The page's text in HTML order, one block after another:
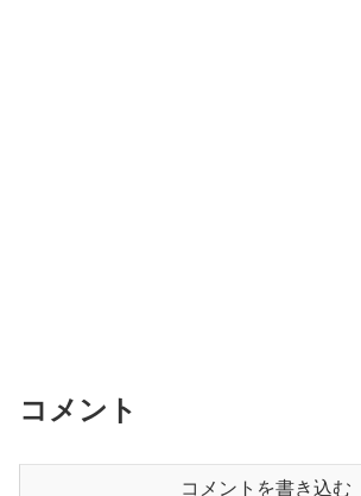
コメント
コメントを書き込む